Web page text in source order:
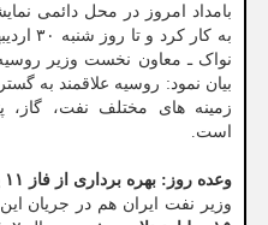
بامداد امروز در محل دائمی
به کار
نواک ـ معاون نخست وزیر روسیه
بیان نمود: روسیه علاقمند به
زمینه های مختلف نفت، گاز،
است.
وعده روز: بهره برداری از فاز ۱۱ پارس جنوبی
وزیر نفت ایران هم در جریان این